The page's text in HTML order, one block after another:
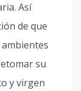
Así
de que
su
y virgen